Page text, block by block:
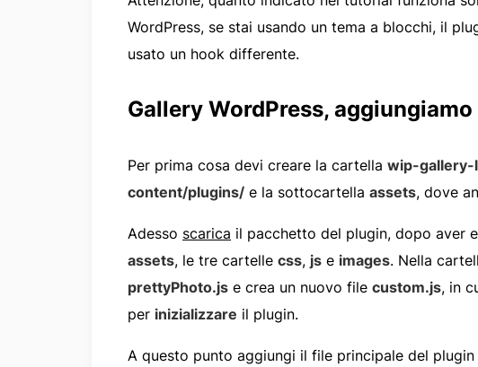
WordPress, se stai usando un tema a blocchi, il
usato un hook differente.
Gallery WordPress,
Per prima cosa devi creare la cartella wip-gallery-
content/plugins/ e la sottocartella assets, dove
Adesso scarica il pacchetto del plugin, dopo aver
assets, le tre cartelle css, js e images. Nella
prettyPhoto.js e crea un nuovo file custom.js, in
per inizializzare il plugin.
A questo punto aggiungi il file principale del plugin